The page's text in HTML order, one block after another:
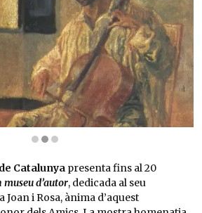
Catalunya presenta fins al 20
museu d’autor, dedicada al seu
i Rosa, ànima d’aquest